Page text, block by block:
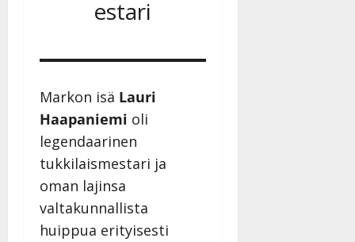
estari
Markon isä Lauri
Haapaniemi oli
legendaarinen
tukkilaismestari ja
oman lajinsa
valtakunnallista
huippua erityisesti